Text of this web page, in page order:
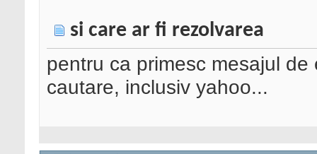
si care ar fi rezolvarea
pentru ca primesc mesajul
cautare, inclusiv yahoo...